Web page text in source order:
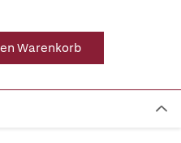
Warenkorb